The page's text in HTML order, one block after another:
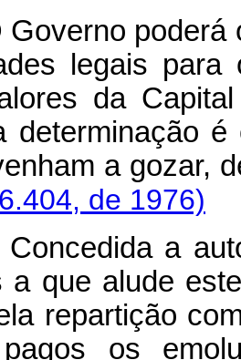
Governo
legais para
da
determinação
a gozar,
de 1976)
Concedida a
a que alude
repartição
os